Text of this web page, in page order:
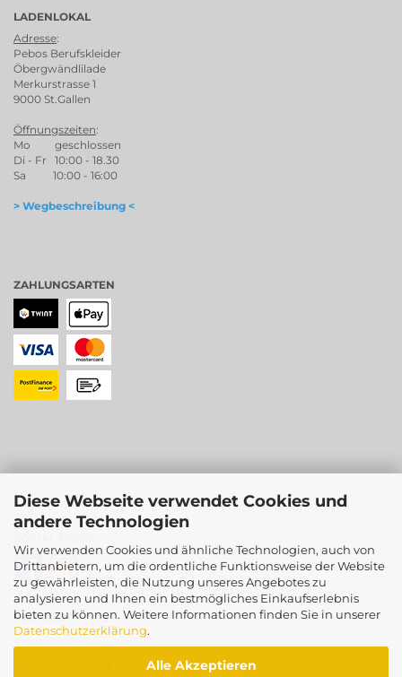
Diese Webseite verwendet Cookies und
andere Technologien
Wir verwenden Cookies und ähnliche Technologien, auch von
Drittanbietern, um die ordentliche Funktionsweise der Website
zu gewährleisten, die Nutzung unseres Angebotes zu
analysieren und Ihnen ein bestmögliches Einkaufserlebnis
bieten zu können. Weitere Informationen finden Sie in unserer
Datenschutzerklärung.
Alle Akzeptieren
LADENLOKAL
Adresse:
Pebos Berufskleider
Öbergwändlilade
Merkurstrasse 1
9000 St.Gallen
Öffnungszeiten:
Mo geschlossen
Di - Fr 10:00 - 18.30
Sa 10:00 - 16:00
> Wegbeschreibung <
ZAHLUNGSARTEN
PARTNERSHOPS